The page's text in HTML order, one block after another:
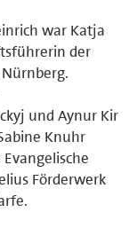
war Katja
der
und Aynur Kir
Knuhr
Förderwerk